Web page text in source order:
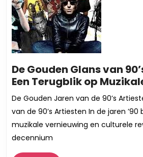
De Gouden Glans van
Een Terugblik op
De Gouden Jaren van de 90’s
van de 90’s Artiesten In de jaren
muzikale vernieuwing en culturele
decennium